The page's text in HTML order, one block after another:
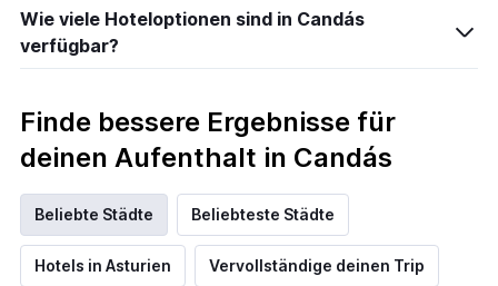
Wie viele Hoteloptionen sind in Candás
verfügbar?
Finde bessere Ergebnisse für
deinen Aufenthalt in Candás
Beliebte Städte Beliebteste Städte
Hotels in Asturien Vervollständige deinen Trip